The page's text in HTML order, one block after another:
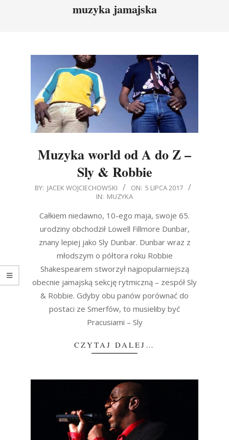
muzyka jamajska
Muzyka world od A do Z –
Sly & Robbie
2017-
BY: JACEK WOJCIECHOWSKI ON: 5 LIPCA 2017
IN: MUZYKA
Całkiem niedawno, 10-ego maja, swoje 65.
urodziny obchodził Lowell Fillmore Dunbar,
znany lepiej jako Sly Dunbar. Dunbar wraz z
młodszym o półtora roku Robbie
Shakespearem stworzył najpopularniejszą
obecnie jamajską sekcję rytmiczną – zespół Sly
& Robbie. Gdyby obu panów porównać do
postaci ze Smerfów, to musieliby być
Pracusiami – Sly
CZYTAJ DALEJ…